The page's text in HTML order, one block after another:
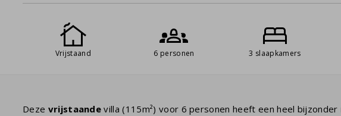
Vrijstaand 6 personen 3 slaapkamers
Deze vrijstaande villa (115m²) voor 6 personen heeft een heel bijzonder